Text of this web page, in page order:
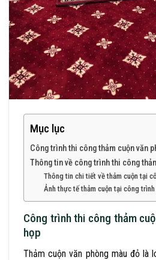
Mục lục
Công trình thi công thảm cuộn văn
Thông tin về công trình thi công
Thông tin chi tiết về thảm cuộn tại
Ảnh thực tế thảm cuộn tại công trình
Công trình thi công thảm
họp
Thảm cuộn văn phòng màu đỏ là